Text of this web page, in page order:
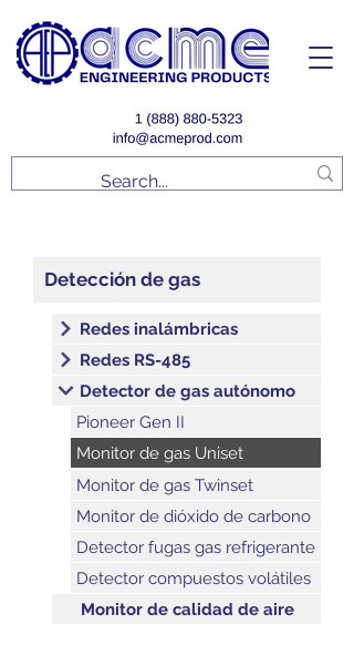
Detección de gas
Redes inalámbricas
Redes RS-485
Detector de gas autónomo
Pioneer Gen II
Monitor de gas Uniset
Monitor de gas Twinset
Monitor de dióxido de carbono
Detector fugas gas refrigerante
Detector compuestos volátiles
Monitor de calidad de aire